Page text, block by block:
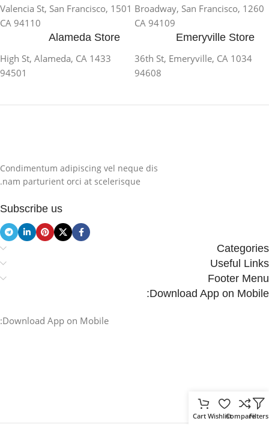
1260 Broadway, San Francisco,
CA 94109
1501 Valencia St, San Francisco,
CA 94110
Emeryville Store
1034 36th St, Emeryville, CA
94608
Alameda Store
1433 High St, Alameda, CA
94501
Condimentum adipiscing vel neque dis
nam parturient orci at scelerisque.
Subscribe us
Categories
Useful Links
Footer Menu
Download App on Mobile:
Download App on Mobile:
Filters
Compare
Wishlist
Cart